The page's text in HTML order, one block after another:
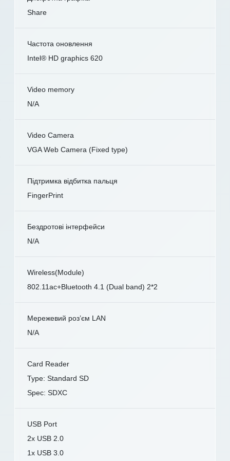
Share
Частота оновлення
Intel® HD graphics 620
Video memory
N/A
Video Camera
VGA Web Camera (Fixed type)
Підтримка відбитка пальця
FingerPrint
Бездротові інтерфейси
N/A
Wireless(Module)
802.11ac+Bluetooth 4.1 (Dual band) 2*2
Мережевий роз’єм LAN
N/A
Card Reader
Type: Standard SD
Spec: SDXC
USB Port
2x USB 2.0
1x USB 3.0